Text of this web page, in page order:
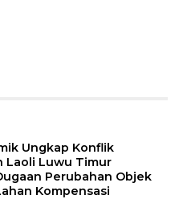
Ungkap Konflik
Laoli Luwu Timur
Perubahan Objek
Kompensasi